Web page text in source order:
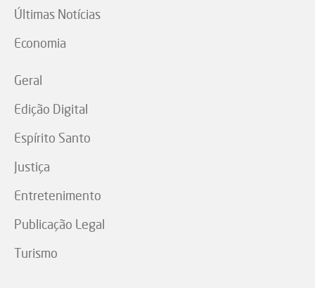
Últimas Notícias
Economia
Geral
Edição Digital
Espírito Santo
Justiça
Entretenimento
Publicação Legal
Turismo